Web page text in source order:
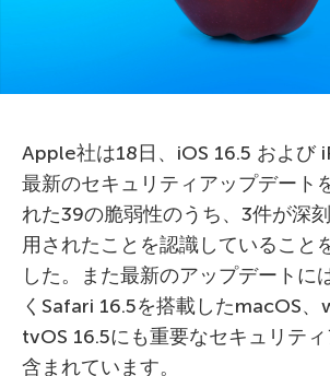
Apple社は18日、iOS 16.5 および
最新のセキュリティアップデート
れた39の脆弱性のうち、3件が深
用されたことを認識していること
した。また最新のアップデートに
くSafari 16.5を搭載したmacOS、
tvOS 16.5にも重要なセキュリテ
含まれています。